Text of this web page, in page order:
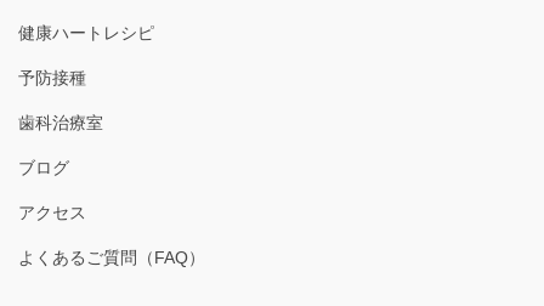
健康ハートレシピ
予防接種
歯科治療室
ブログ
アクセス
よくあるご質問（FAQ）